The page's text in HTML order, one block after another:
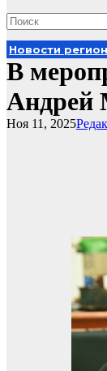
Новости
В
Андрей
Ноя 11, 2025